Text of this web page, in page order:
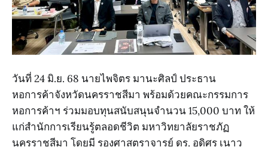
วันที่ 24 มิ.ย. 68 นายไพจิตร มานะศิลป์ ประธาน
หอการค้าจังหวัดนครราชสีมา พร้อมด้วยคณะกรรมการ
หอการค้าฯ ร่วมมอบทุนสนับสนุนจำนวน 15,000 บาท ให้
แก่สำนักการเรียนรู้ตลอดชีวิต มหาวิทยาลัยราชภัฏ
นครราชสีมา โดยมี รองศาสตราจารย์ ดร. อดิศร เนาว